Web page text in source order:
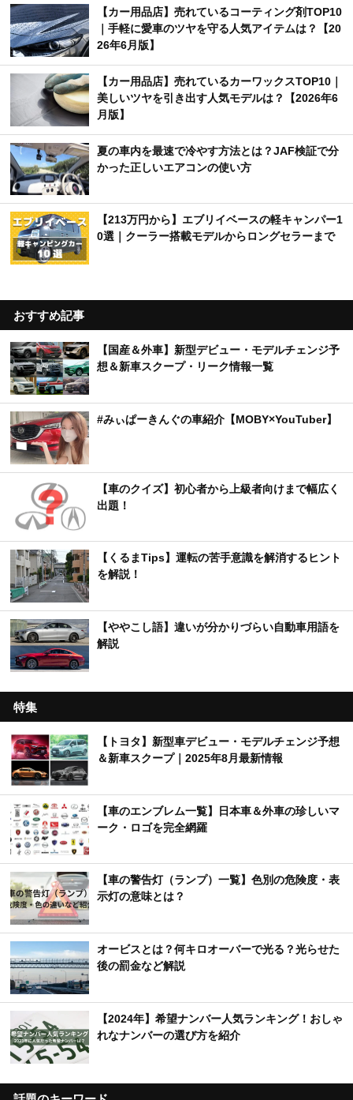
【カー用品店】売れているコーティング剤TOP10
｜手軽に愛車のツヤを守る人気アイテムは？【20
26年6月版】
【カー用品店】売れているカーワックスTOP10｜
美しいツヤを引き出す人気モデルは？【2026年6
月版】
夏の車内を最速で冷やす方法とは？JAF検証で分
かった正しいエアコンの使い方
【213万円から】エブリイベースの軽キャンパー1
0選｜クーラー搭載モデルからロングセラーまで
おすすめ記事
【国産＆外車】新型デビュー・モデルチェンジ予
想＆新車スクープ・リーク情報一覧
#みぃぱーきんぐの車紹介【MOBY×YouTuber】
【車のクイズ】初心者から上級者向けまで幅広く
出題！
【くるまTips】運転の苦手意識を解消するヒント
を解説！
【ややこし語】違いが分かりづらい自動車用語を
解説
特集
【トヨタ】新型車デビュー・モデルチェンジ予想
＆新車スクープ｜2025年8月最新情報
【車のエンブレム一覧】日本車＆外車の珍しいマ
ーク・ロゴを完全網羅
【車の警告灯（ランプ）一覧】色別の危険度・表
示灯の意味とは？
オービスとは？何キロオーバーで光る？光らせた
後の罰金など解説
【2024年】希望ナンバー人気ランキング！おしゃ
れなナンバーの選び方を紹介